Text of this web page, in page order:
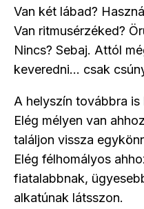
Van két lábad?
Van ritmusérzéked?
Nincs? Sebaj. Attól
keveredni… csak
A helyszín továbbra is
Elég mélyen van
találjon vissza
Elég félhomályos
fiatalabbnak,
alkatúnak látsszon.